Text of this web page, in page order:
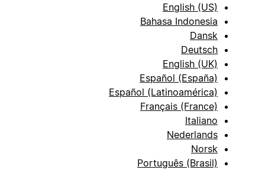
English (US)
Bahasa Indonesia
Dansk
Deutsch
English (UK)
Español (España)
Español (Latinoamérica)
Français (France)
Italiano
Nederlands
Norsk
Português (Brasil)